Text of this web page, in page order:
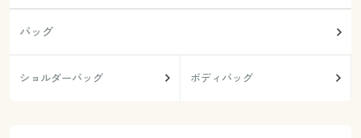
バッグ
ショルダーバッグ ボディバッグ